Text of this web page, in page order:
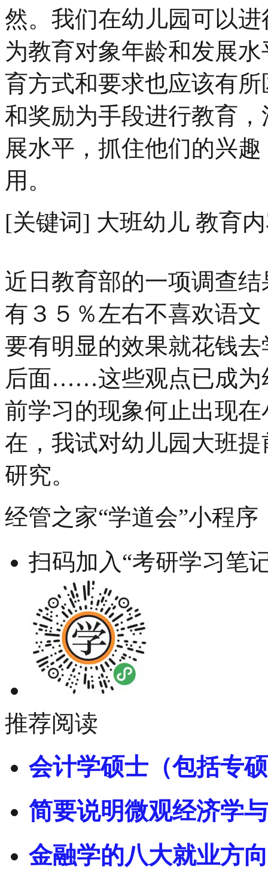
然。我们在幼儿园可以
为教育对象年龄和发展
育方式和要求也应该有
和奖励为手段进行教育
展水平，抓住他们的兴
用。
[关键词] 大班幼儿 教育
近日教育部的一项调查
有３５％左右不喜欢语
要有明显的效果就花钱
后面……这些观点已成为
前学习的现象何止出现
在，我试对幼儿园大班
研究。
经管之家“学道会”小程序
扫码加入“考研学习笔
推荐阅读
会计学硕士（包括专
简要说明微观经济学
金融学的八大就业方